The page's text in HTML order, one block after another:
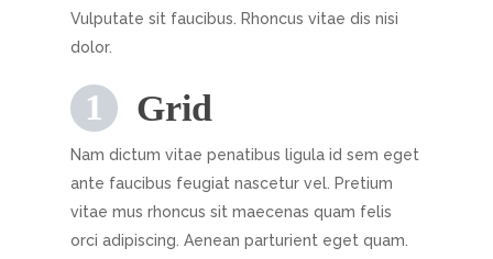
Vulputate sit faucibus. Rhoncus vitae dis nisi
dolor.
Grid
Nam dictum vitae penatibus ligula id sem eget
ante faucibus feugiat nascetur vel. Pretium
vitae mus rhoncus sit maecenas quam felis
orci adipiscing. Aenean parturient eget quam.